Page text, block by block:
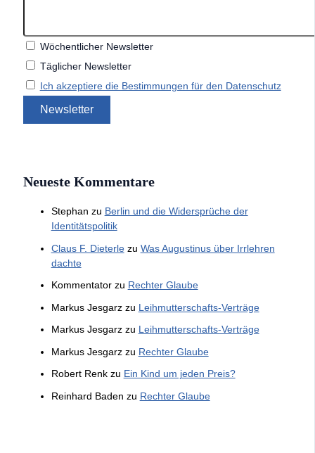
Wöchentlicher Newsletter
Täglicher Newsletter
Ich akzeptiere die Bestimmungen für den Datenschutz
Neueste Kommentare
Stephan zu Berlin und die Widersprüche der
Identitätspolitik
Claus F. Dieterlezu Was Augustinus über Irrlehren
dachte
Kommentatorzu Rechter Glaube
Markus Jesgarzzu Leihmutterschafts-Verträge
Markus Jesgarzzu Leihmutterschafts-Verträge
Markus Jesgarzzu Rechter Glaube
Robert Renkzu Ein Kind um jeden Preis?
Reinhard Baden zu Rechter Glaube